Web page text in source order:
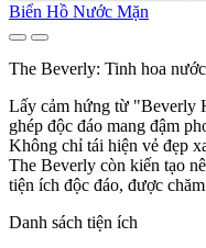
Biển Hồ Nước Mặn
The Beverly: Tinh hoa
Lấy cảm hứng từ "Beverly
ghép độc đáo mang đậm
Không chỉ tái hiện vẻ đẹp
The Beverly còn kiến tạo
tiện ích độc đáo, được
Danh sách tiện ích